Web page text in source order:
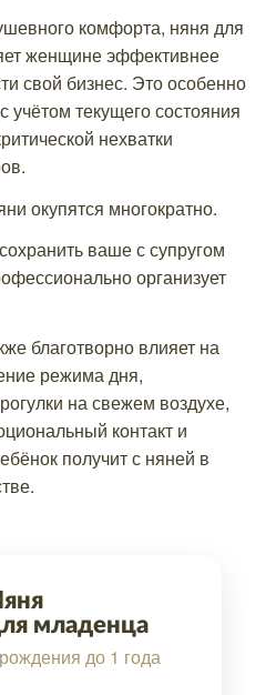
комфорта, няня для
женщине эффективнее
свой бизнес. Это особенно
учётом текущего состояния
нехватки
окупятся многократно.
ваше с супругом
организует
благотворно влияет на
режима дня,
на свежем воздухе,
контакт и
получит с няней в
младенца
до 1 года